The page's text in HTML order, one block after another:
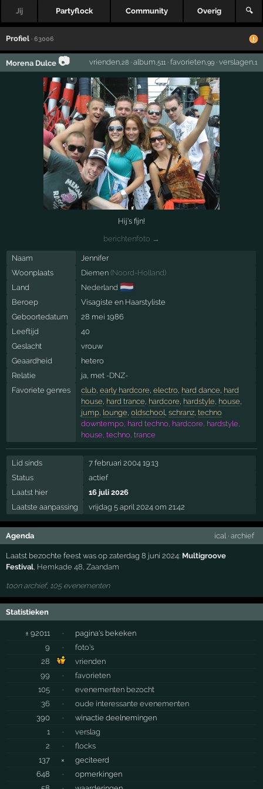
Jij Partyflock Community Overig 🔍
Profiel · 63006
Morena Dulce 📷 vrienden,28· album ,511· favorieten,99· verslagen,1
Hij's fijn!
berichtenfoto →
Naam
Jennifer
Woonplaats
Diemen (Noord-Holland)
Land
Nederland 🇳🇱
Beroep
Visagiste en Haarstyliste
Geboortedatum
28 mei 1986
Leeftijd
40
Geslacht
vrouw
Geaardheid
hetero
Relatie
ja, met -DNZ-
Favoriete genres
club, early hardcore electro, hard dance hard
house hard trance hardcore hardstyle house
jump, lounge oldschool schranz, techno
downtempo, hard techno, hardcore, hardstyle,
house, techno, trance
Lid sinds
7 februari 2004 19:13
Status
actief
Laatst hier
16 juli 2026
Laatste aanpassing
vrijdag 5 april 2024 om 21:42
Agenda ical· archief
Laatst bezochte feest was op zaterdag 8 juni 2024: Multigroove
Festival, Hemkade 48,Zaandam
toon archief, 105 evenementen
Statistieken
± 92011 ·
pagina's bekeken
9
·
foto's
28
vrienden
99
·
favorieten
105
·
evenementen bezocht
36
·
oude interessante evenementen
390
·
winactie deelnemingen
1
·
verslag
2
·
flocks
137
×
geciteerd
648
·
opmerkingen